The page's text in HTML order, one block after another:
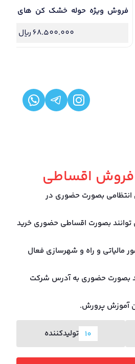
68.500.000ریال
فروش اقساطی
انتظامی بصورت حضوری در
توانند بصورت اقساطی حضوری خرید
مالیاتی و راه و شهرسازی فعال
بصورت حضوری به آدرس شرکت
10 تولیدکننده